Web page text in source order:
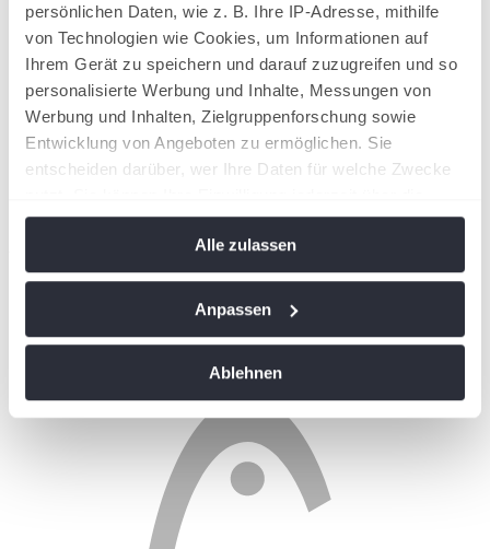
persönlichen Daten, wie z. B. Ihre IP-Adresse, mithilfe
von Technologien wie Cookies, um Informationen auf
Ihrem Gerät zu speichern und darauf zuzugreifen und so
personalisierte Werbung und Inhalte, Messungen von
Werbung und Inhalten, Zielgruppenforschung sowie
Entwicklung von Angeboten zu ermöglichen. Sie
entscheiden darüber, wer Ihre Daten für welche Zwecke
Cookie-Erklärung oder durch Klicken auf das Privacy
Trigger Symbol ändern oder widerrufen
Wenn Sie es erlauben, würden wir auch gerne:
bestimmten Merkmalen (Fingerprinting) identifizieren
Erfahren Sie mehr darüber, wie Ihre persönlichen Daten
verarbeitet werden, und legen Sie Ihre Präferenzen im
Abschnitt Einzelheiten
Alle zulassen
Anpassen
Ablehnen
Unsere Projektpartner